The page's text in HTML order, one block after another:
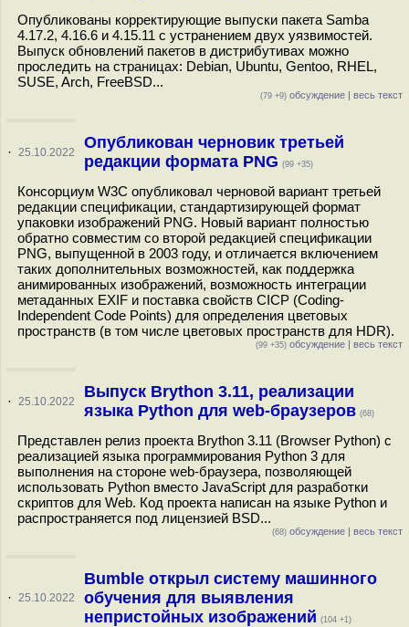
Опубликованы корректирующие выпуски пакета Samba
4.17.2, 4.16.6 и 4.15.11 с устранением двух уязвимостей.
Выпуск обновлений пакетов в дистрибутивах можно
проследить на страницах: Debian, Ubuntu, Gentoo, RHEL,
SUSE, Arch, FreeBSD...
(79 +9) обсуждение | весь текст
· 25.10.2022
Опубликован черновик третьей
редакции формата PNG (99 +35)
Консорциум W3C опубликовал черновой вариант третьей
редакции спецификации, стандартизирующей формат
упаковки изображений PNG. Новый вариант полностью
обратно совместим со второй редакцией спецификации
PNG, выпущенной в 2003 году, и отличается включением
таких дополнительных возможностей, как поддержка
анимированных изображений, возможность интеграции
метаданных EXIF и поставка свойств CICP (Coding-
Independent Code Points) для определения цветовых
пространств (в том числе цветовых пространств для HDR).
(99 +35) обсуждение | весь текст
· 25.10.2022
Выпуск Brython 3.11, реализации
языка Python для web-браузеров (68)
Представлен релиз проекта Brython 3.11 (Browser Python) с
реализацией языка программирования Python 3 для
выполнения на стороне web-браузера, позволяющей
использовать Python вместо JavaScript для разработки
скриптов для Web. Код проекта написан на языке Python и
распространяется под лицензией BSD...
(68) обсуждение | весь текст
· 25.10.2022
Bumble открыл систему машинного
обучения для выявления
непристойных изображений (104 +1)